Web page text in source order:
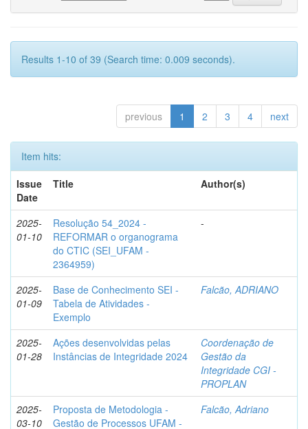
Results 1-10 of 39 (Search time: 0.009 seconds).
previous 1 2 3 4 next
Item hits:
Issue
Date
Title Author(s)
2025-
01-10
Resolução 54_2024 -
REFORMAR o organograma
do CTIC (SEI_UFAM -
2364959)
-
2025-
01-09
Base de Conhecimento SEI -
Tabela de Atividades -
Exemplo
Falcão, ADRIANO
2025-
01-28
Ações desenvolvidas pelas
Instâncias de Integridade 2024
Coordenação de
Gestão da
Integridade CGI -
PROPLAN
2025-
03-10
Proposta de Metodologia -
Gestão de Processos UFAM -
Falcão, Adriano